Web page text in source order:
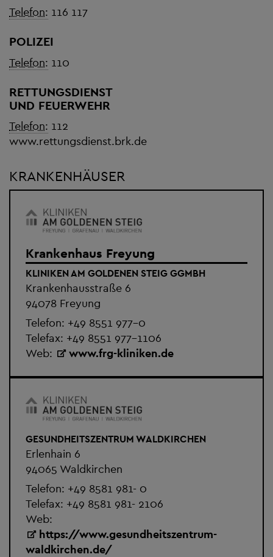
Telefon: 116 117
POLIZEI
Telefon: 110
RETTUNGSDIENST
UND FEUERWEHR
Telefon: 112
www.rettungsdienst.brk.de
KRANKENHÄUSER
Krankenhaus Freyung
KLINIKEN AM GOLDENEN STEIG GGMBH
Krankenhausstraße 6
94078 Freyung
Telefon: +49 8551 977-0
Telefax: +49 8551 977-1106
Web:
www.frg-kliniken.de
GESUNDHEITSZENTRUM WALDKIRCHEN
Erlenhain 6
94065 Waldkirchen
Telefon: +49 8581 981- 0
Telefax: +49 8581 981- 2106
Web:
https://www.gesundheitszentrum-
waldkirchen.de/